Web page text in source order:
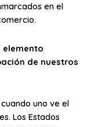
en el
elemento
de nuestros
uno ve el
Los Estados